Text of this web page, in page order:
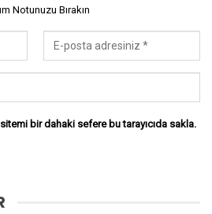
Notunuzu Bırakın
bir dahaki sefere bu tarayıcıda sakla.